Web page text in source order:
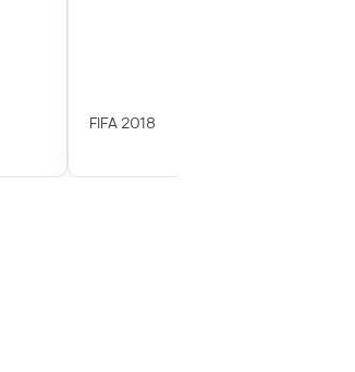
FIFA 2018